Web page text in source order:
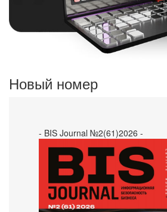
Новый номер
- BIS Journal №2(61)2026 -